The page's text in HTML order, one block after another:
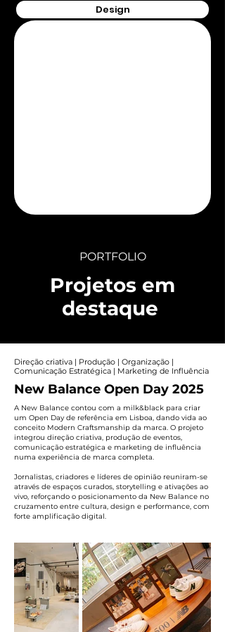
Design
PORTFOLIO
Projetos em
destaque
Direção criativa | Produção | Organização |
Comunicação Estratégica | Marketing de Influência
New Balance Open Day 2025
A New Balance contou com a milk&black para criar
um Open Day de referência em Lisboa, dando vida ao
conceito Modern Craftsmanship da marca. O projeto
integrou direção criativa, produção de eventos,
comunicação estratégica e marketing de influência
numa experiência de marca completa.
Jornalistas, criadores e líderes de opinião reuniram-se
através de espaços curados, storytelling e ativações ao
vivo, reforçando o posicionamento da New Balance no
cruzamento entre cultura, design e performance, com
forte amplificação digital.